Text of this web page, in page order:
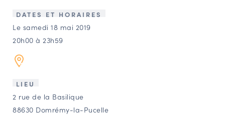
CONTACT
Agenda
Annuaire
Ressources
DATES ET HORAIRES
Le samedi 18 mai 2019
20h00 à 23h59
LIEU
2 rue de la Basilique
88630 Domrémy-la-Pucelle